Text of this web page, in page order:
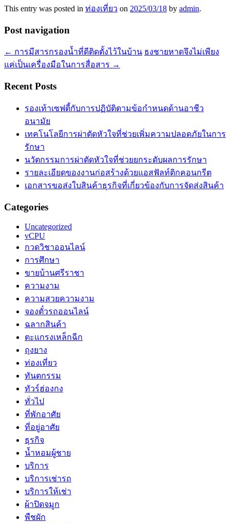
This entry was posted in ท่องเที่ยว on 2025/03/18 by admin.
Post navigation
← การมีสารกรองน้ำที่ดีติดตั้งไว้ในบ้าน ธงชายหาดจึงไม่เพียง
แค่เป็นเครื่องมือในการสื่อสาร →
Recent Posts
รองเท้าเซฟตี้กับการปฏิบัติตามข้อกำหนดด้านอาชีว
อนามัย
เทคโนโลยีการผ่าตัดหัวใจที่ช่วยเพิ่มความปลอดภัยในการ
รักษา
นวัตกรรมการผ่าตัดหัวใจที่ช่วยยกระดับผลการรักษา
รายละเอียดของงานก่อสร้างด้วยแอสฟัลท์ติกคอนกรีต
เอกสารขอส่งใบสินค้าธุรกิจที่เกี่ยวข้องกับการจัดส่งสินค้า
Categories
Uncategorized
vCPU
กวดวิชาออนไลน์
การศึกษา
ขายบ้านศรีราชา
ความงาม
ความสวยความงาม
จองตั๋วรถออนไลน์
ฉลากสินค้า
ตะแกรงเหล็กฉีก
ถุงยาง
ท่องเที่ยว
ทันตกรรม
ทัวร์ฮ่องกง
ทั่วไป
ที่พักอาศัย
ที่อยู่อาศัย
ธุรกิจ
น้ำหอมผู้ชาย
บริการ
บริการเช่ารถ
บริการให้เช่า
ผ้าปิดจมูก
พืชผัก